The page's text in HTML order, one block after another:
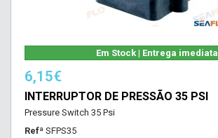
Em Stock | Entrega imediata
6,15€
INTERRUPTOR DE PRESSÃO 35 PSI
Pressure Switch 35 Psi
Refª SFPS35